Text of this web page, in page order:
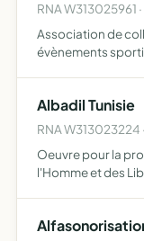
RNA W313025961
Association de
évènements
Albadil Tunisie
RNA W313023224
Oeuvre pour la
l'Homme et des